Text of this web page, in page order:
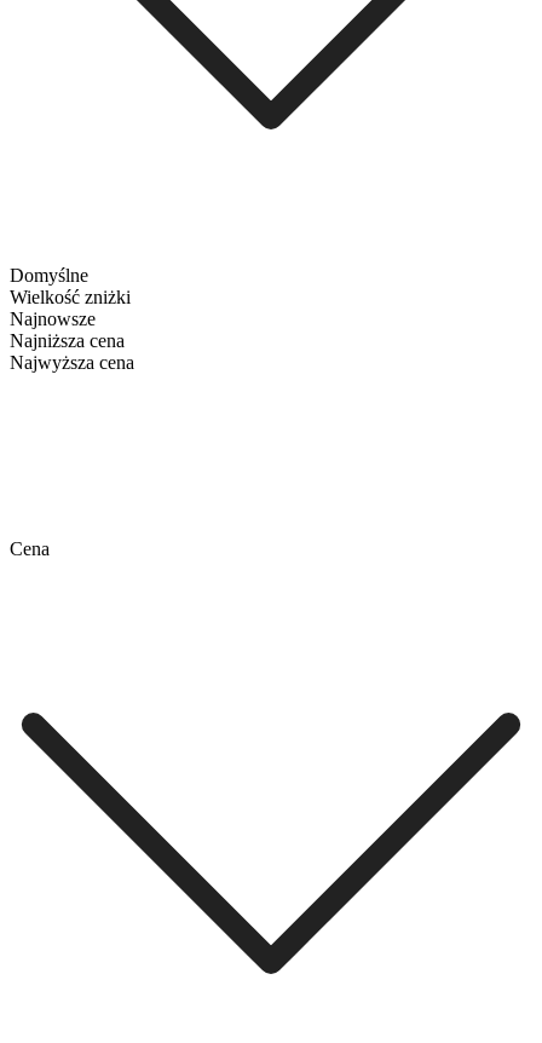
Domyślne
Wielkość zniżki
Najnowsze
Najniższa cena
Najwyższa cena
Cena